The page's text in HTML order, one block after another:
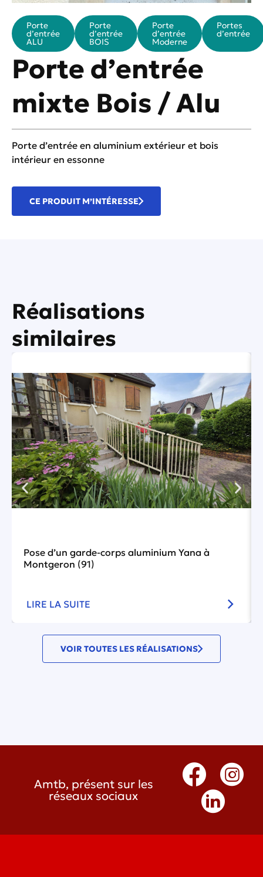
Porte
d’entrée
ALU
Porte
d’entrée
BOIS
Porte
d’entrée
Moderne
Portes
d’entrée
Porte d’entrée
mixte Bois / Alu
Porte d’entrée en aluminium extérieur et bois
intérieur en essonne
CE PRODUIT M’INTÉRESSE
Réalisations
similaires
Pose d’un garde-corps aluminium Yana à
Montgeron (91)
LIRE LA SUITE
VOIR TOUTES LES RÉALISATIONS
Amtb, présent sur les
réseaux sociaux